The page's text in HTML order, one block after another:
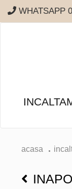
WHATSAPP
acasa